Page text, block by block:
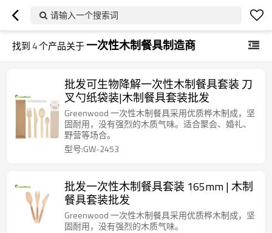
请输入一个搜索词
找到 4个产品关于一次性木制餐具制造商
批发可生物降解一次性木制餐具套装 刀
叉勺纸袋装|木制餐具套装批发
Greenwood 一次性木制餐具采用优质桦木制成，坚
固耐用，没有强烈的木质气味。适合聚会、婚礼、
野营等场合。
型号:GW-2453
批发一次性木制餐具套装 165mm | 木制
餐具套装批发
Greenwood 一次性木制餐具采用优质桦木制成，坚
固耐用，没有强烈的木质气味。